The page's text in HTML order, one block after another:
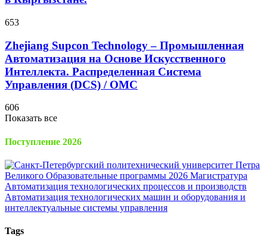
653
Zhejiang Supcon Technology – Промышленная
Автоматизация на Основе Искусственного
Интеллекта. Распределенная Cистема
Управления (DCS) / OMC
606
Показать все
Поступление 2026
Tags